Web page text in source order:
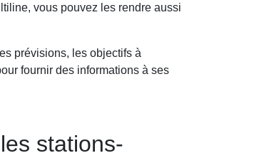
vous pouvez les rendre aussi
prévisions, les objectifs à
fournir des informations à ses
stations-